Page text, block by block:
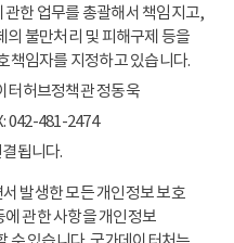
한 업무를 총괄해서 책임지고,
불만처리 및 피해구제 등을
책임자를 지정하고 있습니다.
터허브정책관 정동욱
042-481-2474
됩니다.
발생한 모든 개인정보 보호
관한 사항을 개인정보